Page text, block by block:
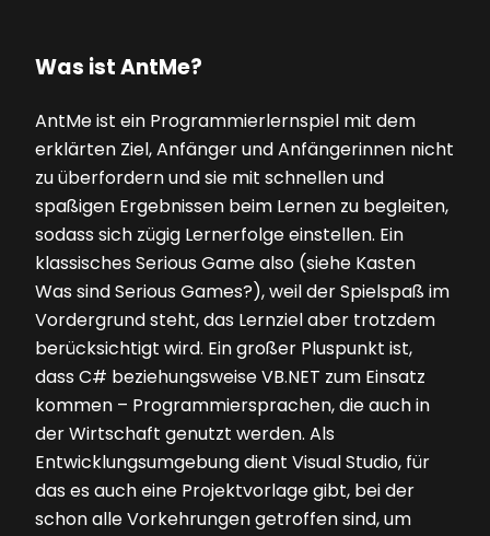
Was ist AntMe?
AntMe ist ein Programmierlernspiel mit dem
erklärten Ziel, Anfänger und Anfängerinnen nicht
zu überfordern und sie mit schnellen und
spaßigen Ergebnissen beim Lernen zu begleiten,
sodass sich zügig Lernerfolge einstellen. Ein
klassisches Serious Game also (siehe Kasten
Was sind Serious Games?), weil der Spielspaß im
Vordergrund steht, das Lernziel aber trotzdem
berücksichtigt wird. Ein großer Pluspunkt ist,
dass C# beziehungsweise VB.NET zum Einsatz
kommen – Programmiersprachen, die auch in
der Wirtschaft genutzt werden. Als
Entwicklungsumgebung dient Visual Studio, für
das es auch eine Projektvorlage gibt, bei der
schon alle Vorkehrungen getroffen sind, um